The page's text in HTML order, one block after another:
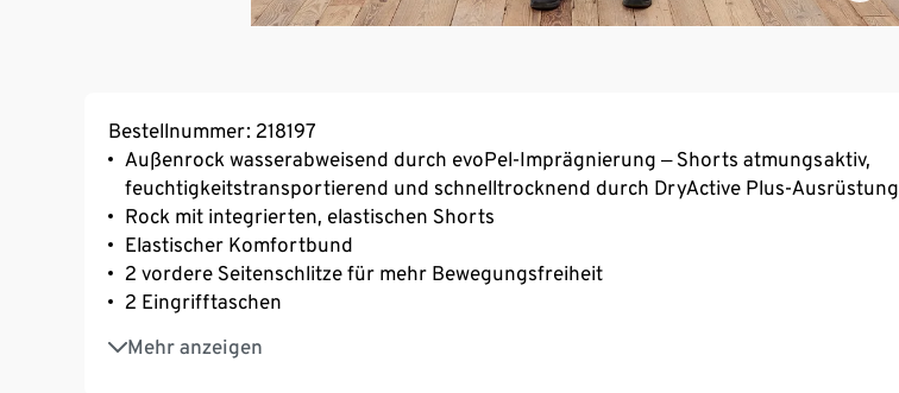
Bestellnummer: 218197
Außenrock wasserabweisend durch evoPel-Imprägnierung ‒ Shorts atmungsaktiv,
feuchtigkeitstransportierend und schnelltrocknend durch DryActive Plus-Ausrüstung
Rock mit integrierten, elastischen Shorts
Elastischer Komfortbund
2 vordere Seitenschlitze für mehr Bewegungsfreiheit
2 Eingrifftaschen
Mehr anzeigen
1 Gesäßtasche
Leichtes, elastisches und strapazierfähiges Material – optimal für Outdooraktivitäten